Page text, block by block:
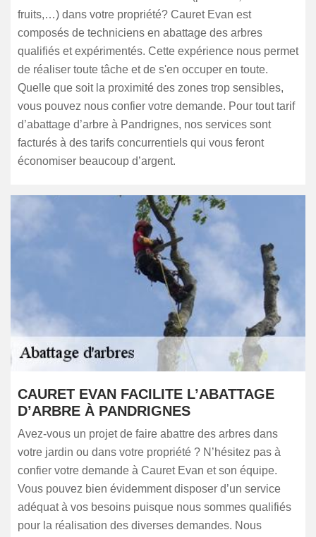
fruits,…) dans votre propriété? Cauret Evan est
composés de techniciens en abattage des arbres
qualifiés et expérimentés. Cette expérience nous permet
de réaliser toute tâche et de s'en occuper en toute.
Quelle que soit la proximité des zones trop sensibles,
vous pouvez nous confier votre demande. Pour tout tarif
d’abattage d’arbre à Pandrignes, nos services sont
facturés à des tarifs concurrentiels qui vous feront
économiser beaucoup d’argent.
CAURET EVAN FACILITE L’ABATTAGE
D’ARBRE À PANDRIGNES
Avez-vous un projet de faire abattre des arbres dans
votre jardin ou dans votre propriété ? N’hésitez pas à
confier votre demande à Cauret Evan et son équipe.
Vous pouvez bien évidemment disposer d’un service
adéquat à vos besoins puisque nous sommes qualifiés
pour la réalisation des diverses demandes. Nous